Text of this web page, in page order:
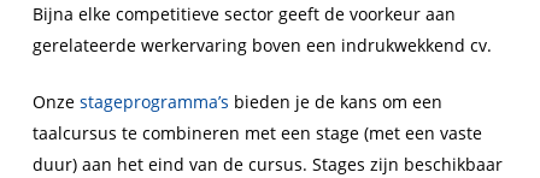
Bijna elke competitieve sector geeft de voorkeur aan
gerelateerde werkervaring boven een indrukwekkend cv.
Onze stageprogramma’s bieden je de kans om een
taalcursus te combineren met een stage (met een vaste
duur) aan het eind van de cursus. Stages zijn beschikbaar